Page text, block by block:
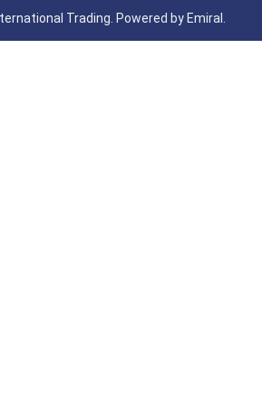
Trading. Powered by Emiral.